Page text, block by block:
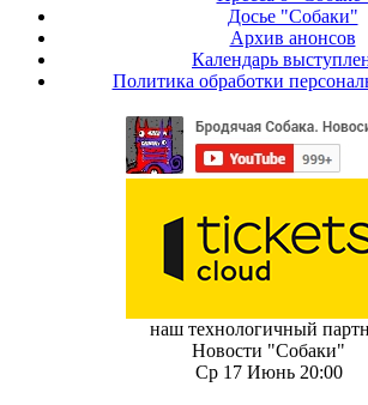
Досье "Собаки"
Архив анонсов
Календарь
Политика обработки
наш технологичный
Новости "Собаки"
Ср 17 Июнь 20:00